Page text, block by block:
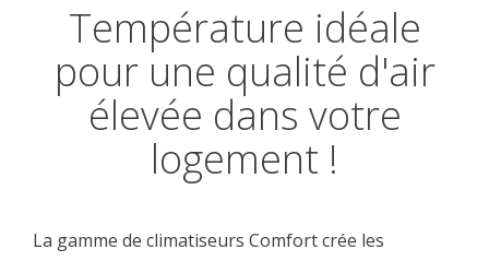
Température idéale
pour une qualité d'air
élevée dans votre
logement !
La gamme de climatiseurs Comfort crée les